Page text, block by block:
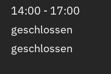
14:00 - 17:00
geschlossen
geschlossen